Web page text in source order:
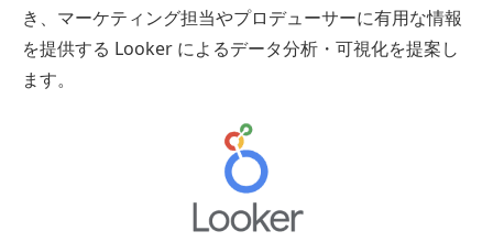
き、マーケティング担当やプロデューサーに有用な情報
を提供する Looker によるデータ分析・可視化を提案し
ます。